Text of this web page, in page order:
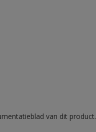
van dit product.